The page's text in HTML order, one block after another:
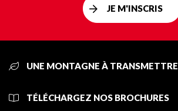
JE M'INSCRIS
UNE MONTAGNE À TRANSMETTRE
TÉLÉCHARGEZ NOS BROCHURES